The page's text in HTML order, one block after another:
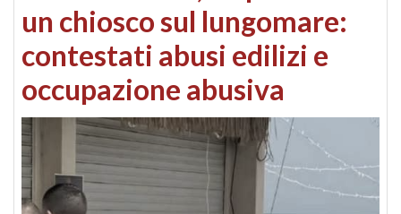
un chiosco sul lungomare:
contestati abusi edilizi e
occupazione abusiva